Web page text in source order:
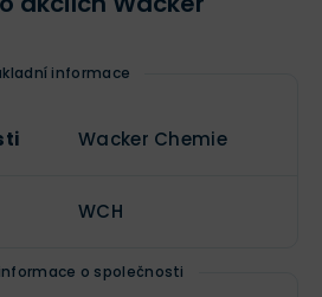
informace
Wacker Chemie
WCH
o společnosti